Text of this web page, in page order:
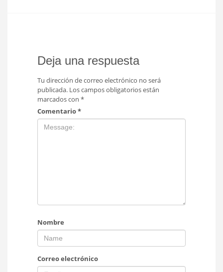
Deja una respuesta
Tu dirección de correo electrónico no será
publicada. Los campos obligatorios están
marcados con *
Comentario*
Nombre
Correo electrónico